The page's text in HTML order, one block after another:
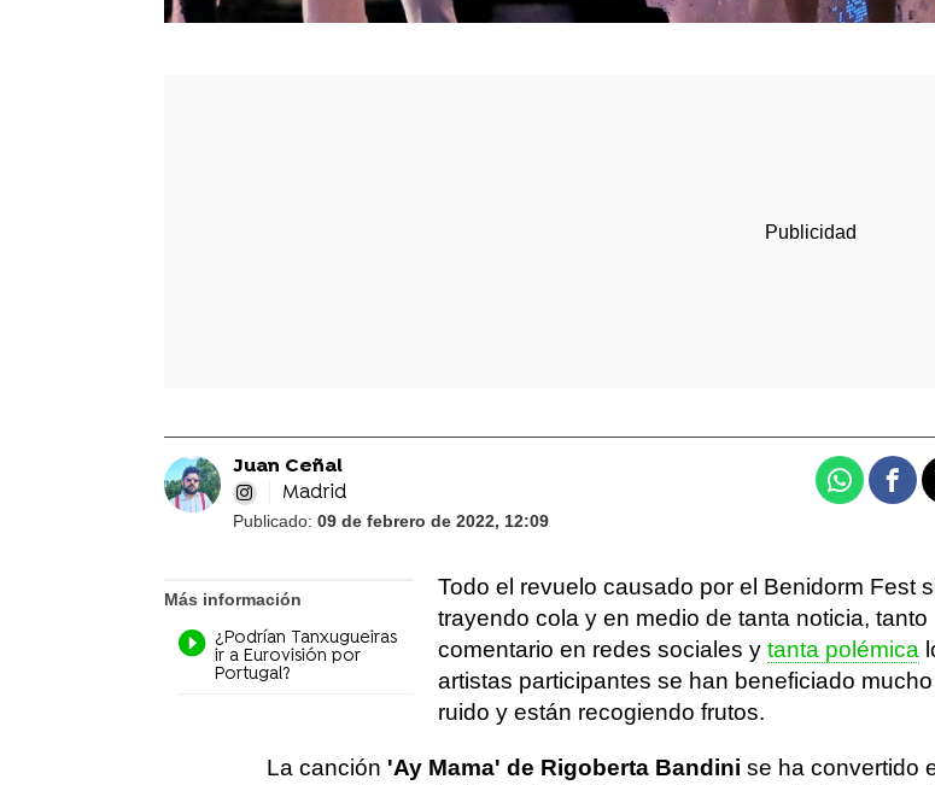
Juan Ceñal
Madrid
Publicado: 09 de febrero de 2022, 12:09
Whatsapp
Más información
¿Podrían Tanxugueiras
ir a Eurovisión por
Portugal?
Todo el revuelo causado por el Benidorm Fest
trayendo cola y en medio de tanta noticia, tanto
comentario en redes sociales y tanta polémica
artistas participantes se han beneficiado mucho
ruido y están recogiendo frutos.
La canción 'Ay Mama' de Rigoberta Bandini se ha convertido